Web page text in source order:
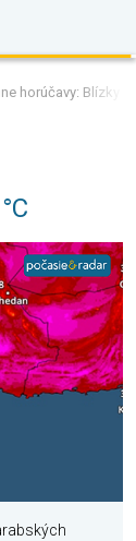
horúčavy: Blízky